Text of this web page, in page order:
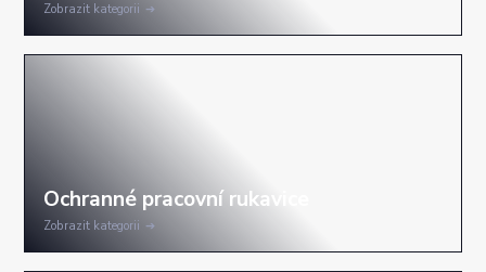
Zobrazit kategorii
Zobrazit kategorii